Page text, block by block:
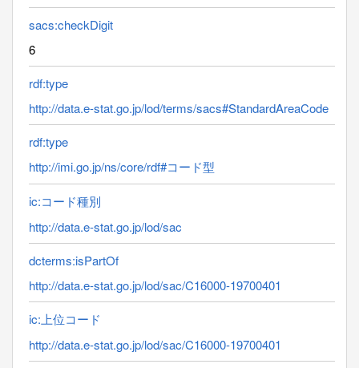
sacs:checkDigit
6
rdf:type
http://data.e-stat.go.jp/lod/terms/sacs#StandardAreaCode
rdf:type
http://imi.go.jp/ns/core/rdf#コード型
ic:コード種別
http://data.e-stat.go.jp/lod/sac
dcterms:isPartOf
http://data.e-stat.go.jp/lod/sac/C16000-19700401
ic:上位コード
http://data.e-stat.go.jp/lod/sac/C16000-19700401